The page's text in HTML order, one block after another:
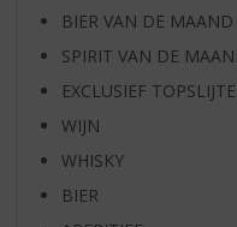
BIER VAN DE MAAND
SPIRIT VAN DE
EXCLUSIEF
WIJN
WHISKY
BIER